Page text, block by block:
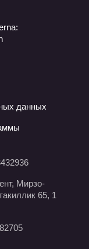
данных
Мирзо-
65, 1